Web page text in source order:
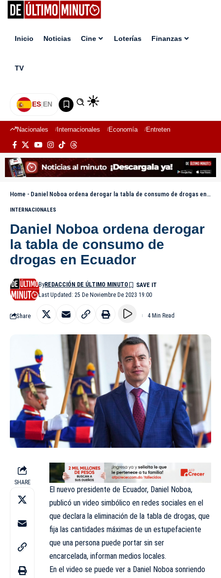
Inicio Noticias Cine Loterías Finanzas
TV
ES|EN
Nacionales Internacionales Economía Entretenimiento
Home - Daniel Noboa ordena derogar la tabla de consumo de drogas en Ecuador
INTERNACIONALES
Daniel Noboa ordena derogar
la tabla de consumo de
drogas en Ecuador
Last Updated: 25 De Noviembre De 2023 19:00
ByREDACCIÓN DE ÚLTIMO MINUTO
Share 4 Min Read
SHARE
El nuevo presidente de Ecuador, Daniel Noboa,
publicó un video simbólico en redes sociales en el
que declara la eliminación de la tabla de drogas, que
fija las cantidades máximas de un estupefaciente
que una persona puede portar sin ser
encarcelada, informan medios locales.
En el video se puede ver a Daniel Noboa sonriendo